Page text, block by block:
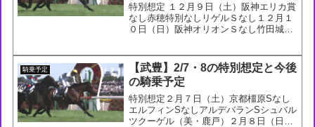
特別想定 １２月９日（土）阪神エリカ賞
なし赤穂特別なしリゲルＳなし１２月１
０日（日）阪神オリオンＳなし竹田城Ｓ
康）夙川特別なし今後の騎乗予定 １２
月 ９日（土）阪神 １...
騎乗予定
【武豊】2/7・8の特別想定と今後
の騎乗予定
特別想定２月７日（土）京都橿原Sなし
エルフィンSなしアルデバランSシュバル
ツクーゲル（美・鹿戸）２月８日（日）